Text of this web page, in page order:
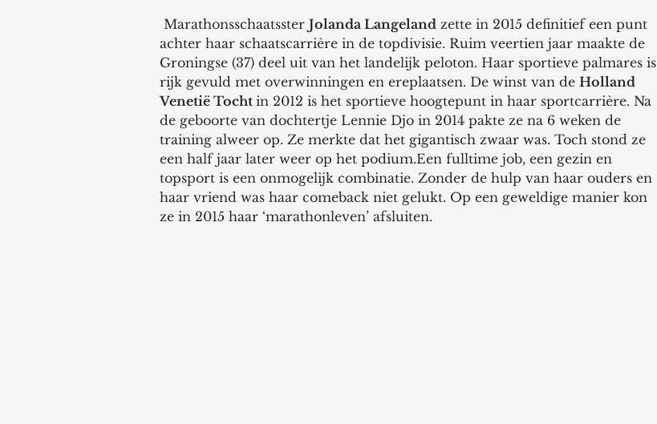
Marathonsschaatsster Jolanda Langeland zette in 2015 definitief een punt
achter haar schaatscarrière in de topdivisie. Ruim veertien jaar maakte de
Groningse (37) deel uit van het landelijk peloton. Haar sportieve palmares is
rijk gevuld met overwinningen en ereplaatsen. De winst van de Holland
Venetië Tocht in 2012 is het sportieve hoogtepunt in haar sportcarrière. Na
de geboorte van dochtertje Lennie Djo in 2014 pakte ze na 6 weken de
training alweer op. Ze merkte dat het gigantisch zwaar was. Toch stond ze
een half jaar later weer op het podium.Een fulltime job, een gezin en
topsport is een onmogelijk combinatie. Zonder de hulp van haar ouders en
haar vriend was haar comeback niet gelukt. Op een geweldige manier kon
ze in 2015 haar ‘marathonleven’ afsluiten.